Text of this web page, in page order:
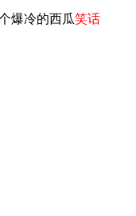
爆冷的西瓜笑话